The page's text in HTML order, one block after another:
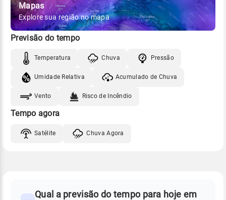
Mapas
Explore sua região no mapa
Previsão do tempo
Temperatura Chuva Pressão
Umidade Relativa Acumulado de Chuva
Vento Risco de Incêndio
Tempo agora
Satélite Chuva Agora
Qual a previsão do tempo para hoje em